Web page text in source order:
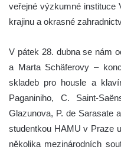
veřejné výzkumné instituce
krajinu a okrasné
V pátek 28. dubna se nám
a Marta Schäferovy –
skladeb pro housle a
Paganiniho, C. Saint-
Glazunova, P. de Sarasate
studentkou HAMU v Praze
několika mezinárodních